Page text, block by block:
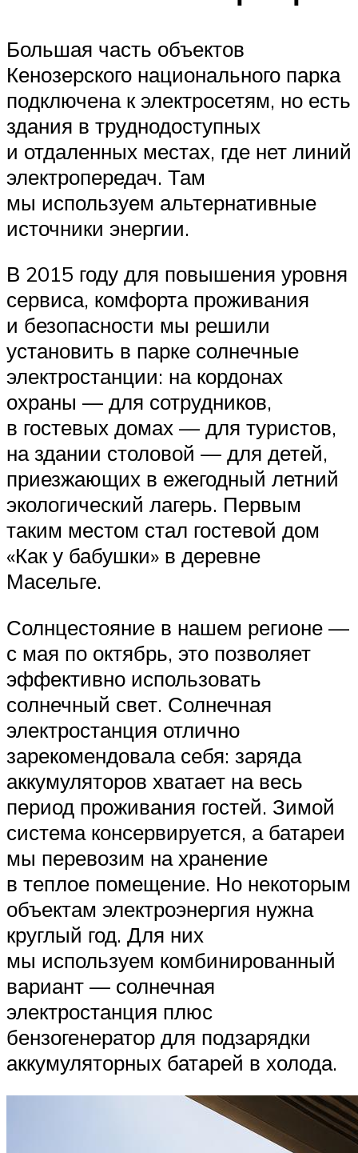
Большая часть объектов
Кенозерского национального парка
подключена к электросетям, но есть
здания в труднодоступных
и отдаленных местах, где нет линий
электропередач. Там
мы используем альтернативные
источники энергии.
В 2015 году для повышения уровня
сервиса, комфорта проживания
и безопасности мы решили
установить в парке солнечные
электростанции: на кордонах
охраны — для сотрудников,
в гостевых домах — для туристов,
на здании столовой — для детей,
приезжающих в ежегодный летний
экологический лагерь. Первым
таким местом стал гостевой дом
«Как у бабушки» в деревне
Масельге.
Солнцестояние в нашем регионе —
с мая по октябрь, это позволяет
эффективно использовать
солнечный свет. Солнечная
электростанция отлично
зарекомендовала себя: заряда
аккумуляторов хватает на весь
период проживания гостей. Зимой
система консервируется, а батареи
мы перевозим на хранение
в теплое помещение. Но некоторым
объектам электроэнергия нужна
круглый год. Для них
мы используем комбинированный
вариант — солнечная
электростанция плюс
бензогенератор для подзарядки
аккумуляторных батарей в холода.